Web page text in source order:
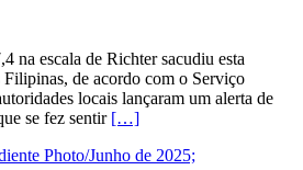
na escala de Richter sacudiu esta
Filipinas, de acordo com o Serviço
locais lançaram um alerta de
se fez sentir […]